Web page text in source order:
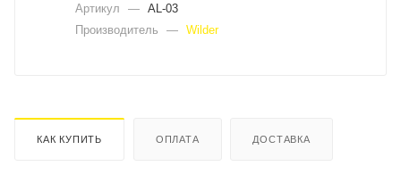
Артикул — AL-03
Производитель
— Wilder
КАК КУПИТЬ ОПЛАТА ДОСТАВКА